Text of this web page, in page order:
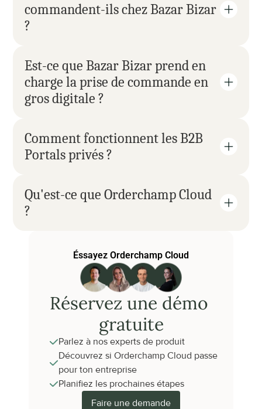
commandent-ils chez Bazar Bizar
?
Est-ce que Bazar Bizar prend en
charge la prise de commande en
gros digitale ?
Comment fonctionnent les B2B
Portals privés ?
Qu'est-ce que Orderchamp Cloud
?
Éssayez Orderchamp Cloud
Réservez une démo
gratuite
Parlez à nos experts de produit
Découvrez si Orderchamp Cloud passe
pour ton entreprise
Planifiez les prochaines étapes
Faire une demande